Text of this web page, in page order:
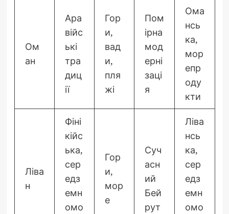
Ом
ан
Ара
війс
ькі
тра
диц
ії
Гор
и,
вад
и,
пля
жі
Пом
ірна
мод
ерні
заці
я
Ома
нсь
ка,
мор
епр
оду
кти
Ліва
н
Фіні
кійс
ька,
сер
едз
емн
омо
Гор
и,
мор
е
Суч
асн
ий
Бей
рут
Ліва
нсь
ка,
сер
едз
емн
омо